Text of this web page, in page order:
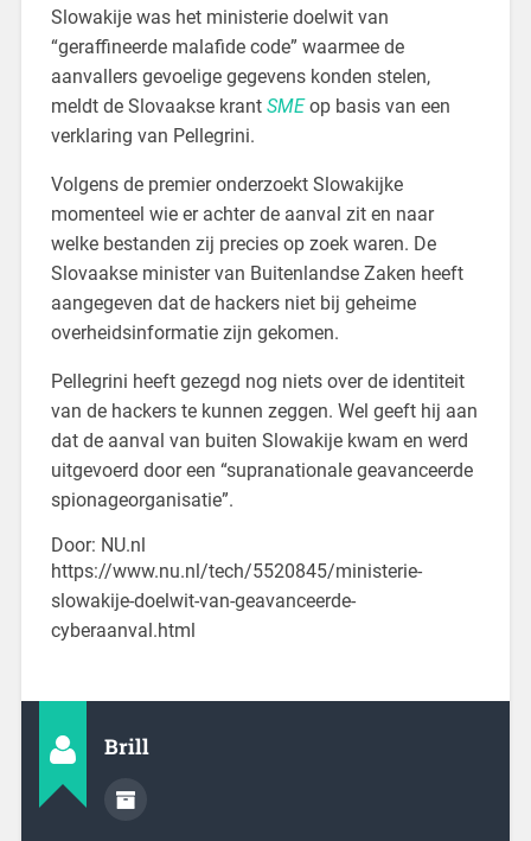
Slowakije was het ministerie doelwit van
“geraffineerde malafide code” waarmee de
aanvallers gevoelige gegevens konden stelen,
meldt de Slovaakse krant SMEop basis van een
verklaring van Pellegrini.
Volgens de premier onderzoekt Slowakijke
momenteel wie er achter de aanval zit en naar
welke bestanden zij precies op zoek waren. De
Slovaakse minister van Buitenlandse Zaken heeft
aangegeven dat de hackers niet bij geheime
overheidsinformatie zijn gekomen.
Pellegrini heeft gezegd nog niets over de identiteit
van de hackers te kunnen zeggen. Wel geeft hij aan
dat de aanval van buiten Slowakije kwam en werd
uitgevoerd door een “supranationale geavanceerde
spionageorganisatie”.
Door: NU.nl
https://www.nu.nl/tech/5520845/ministerie-
slowakije-doelwit-van-geavanceerde-
cyberaanval.html
Brill